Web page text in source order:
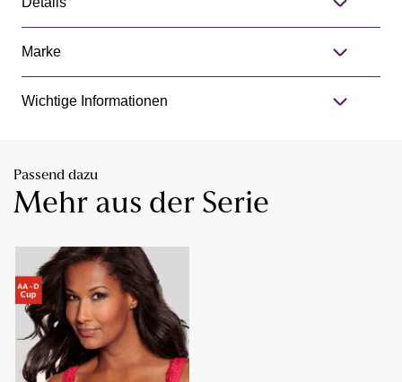
Marke
Wichtige Informationen
Passend dazu
Mehr aus der Serie